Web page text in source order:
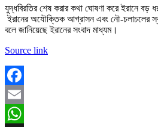
যুদ্ধবিরতির শেষ করার কথা ঘোষণা করে ইরানে বড়
ইরানের অযৌক্তিক আগ্রাসন এবং নৌ-চলাচলের
বলে জানিয়েছে ইরানের সংবাদ মাধ্যম।
Source link
Facebook
Email